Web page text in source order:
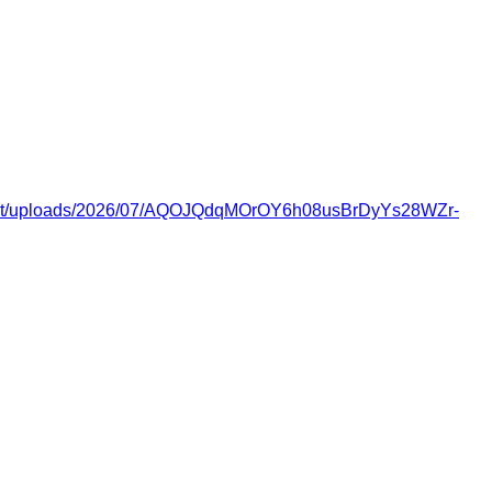
uploads/2026/07/AQOJQdqMOrOY6h08usBrDyYs28WZr-